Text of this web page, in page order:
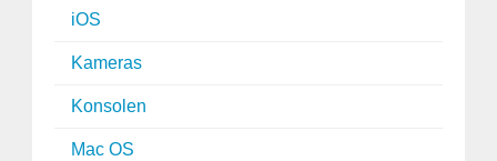
iOS
Kameras
Konsolen
Mac OS